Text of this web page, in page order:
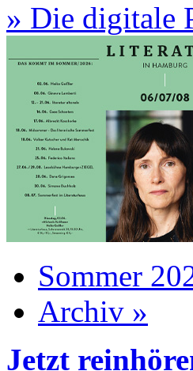
» Die digitale
Sommer
Archiv »
Jetzt